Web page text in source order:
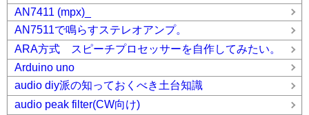
AN7411 (mpx)_
AN7511で鳴らすステレオアンプ。
ARA方式 スピーチプロセッサーを自作してみたい。
Arduino uno
audio diy派の知っておくべき土台知識
audio peak filter(CW向け)